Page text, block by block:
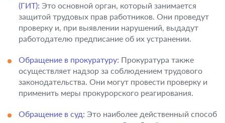
(ГИТ): Это основной орган, который занимается
защитой трудовых прав работников. Они проведут
проверку и, при выявлении нарушений, выдадут
работодателю предписание об их устранении.
Обращение в прокуратуру: Прокуратура также
осуществляет надзор за соблюдением трудового
законодательства. Они могут провести проверку и
применить меры прокурорского реагирования.
Обращение в суд: Это наиболее действенный способ